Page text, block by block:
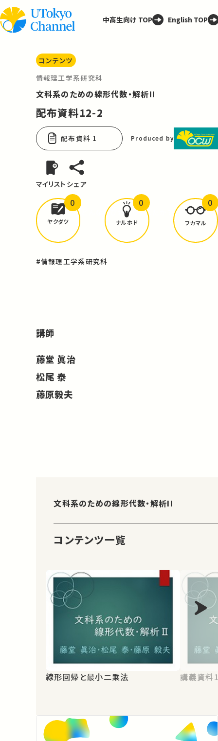
中高生向け TOP English TOP
コンテンツ
情報理工学系研究科
文科系のための線形代数・解析II
配布資料12-2
配布資料 1 Produced by
マイリスト シェア
どんな学びがありましたか？
ヤクダツ
0
ナルホド
0
フカマル
0
#情報理工学系研究科
講師
藤堂 眞治
松尾 泰
藤原毅夫
文科系のための線形代数・解析II
コンテンツ一覧
線形回帰と最小二乗法 講義資料